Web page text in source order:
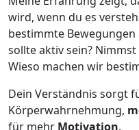
wird, wenn du es
bestimmte
sollte aktiv sein?
Wieso machen wir
Dein Verständnis sorgt
Körperwahrnehmung,
für mehr Motivation.